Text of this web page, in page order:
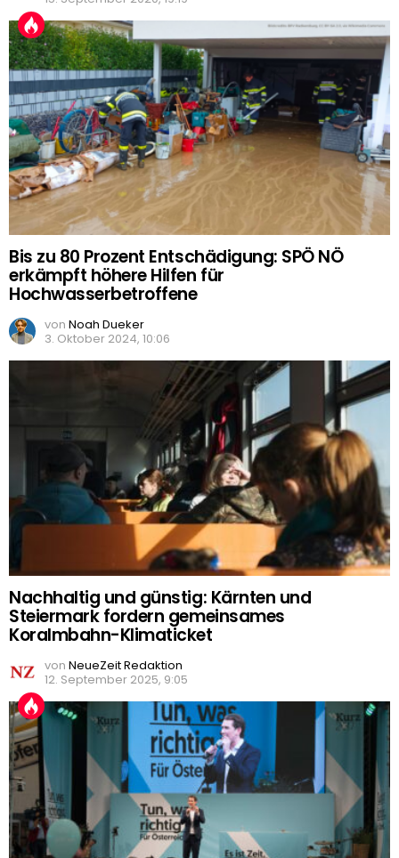
Bis zu 80 Prozent Entschädigung: SPÖ NÖ
erkämpft höhere Hilfen für
Hochwasserbetroffene
von Noah Dueker
3. Oktober 2024, 10:06
Nachhaltig und günstig: Kärnten und
Steiermark fordern gemeinsames
Koralmbahn-Klimaticket
von NeueZeit Redaktion
12. September 2025, 9:05